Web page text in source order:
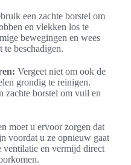
een zachte borstel om
en vlekken los te
bewegingen en wees
beschadigen.
Vergeet niet om ook de
grondig te reinigen.
zachte borstel om vuil en
moet u ervoor zorgen dat
voordat u ze opnieuw gaat
en vermijd direct